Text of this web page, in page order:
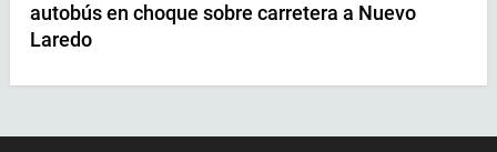
autobús en choque sobre carretera a Nuevo
Laredo